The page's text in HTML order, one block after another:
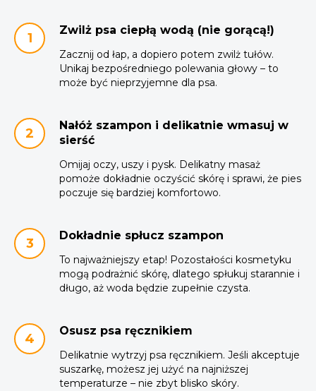
Zwilż psa ciepłą wodą (nie gorącą!)
Zacznij od łap, a dopiero potem zwilż tułów.
Unikaj bezpośredniego polewania głowy – to
może być nieprzyjemne dla psa.
Nałóż szampon i delikatnie wmasuj w
sierść
Omijaj oczy, uszy i pysk. Delikatny masaż
pomoże dokładnie oczyścić skórę i sprawi, że pies
poczuje się bardziej komfortowo.
Dokładnie spłucz szampon
To najważniejszy etap! Pozostałości kosmetyku
mogą podrażnić skórę, dlatego spłukuj starannie i
długo, aż woda będzie zupełnie czysta.
Osusz psa ręcznikiem
Delikatnie wytrzyj psa ręcznikiem. Jeśli akceptuje
suszarkę, możesz jej użyć na najniższej
temperaturze – nie zbyt blisko skóry.